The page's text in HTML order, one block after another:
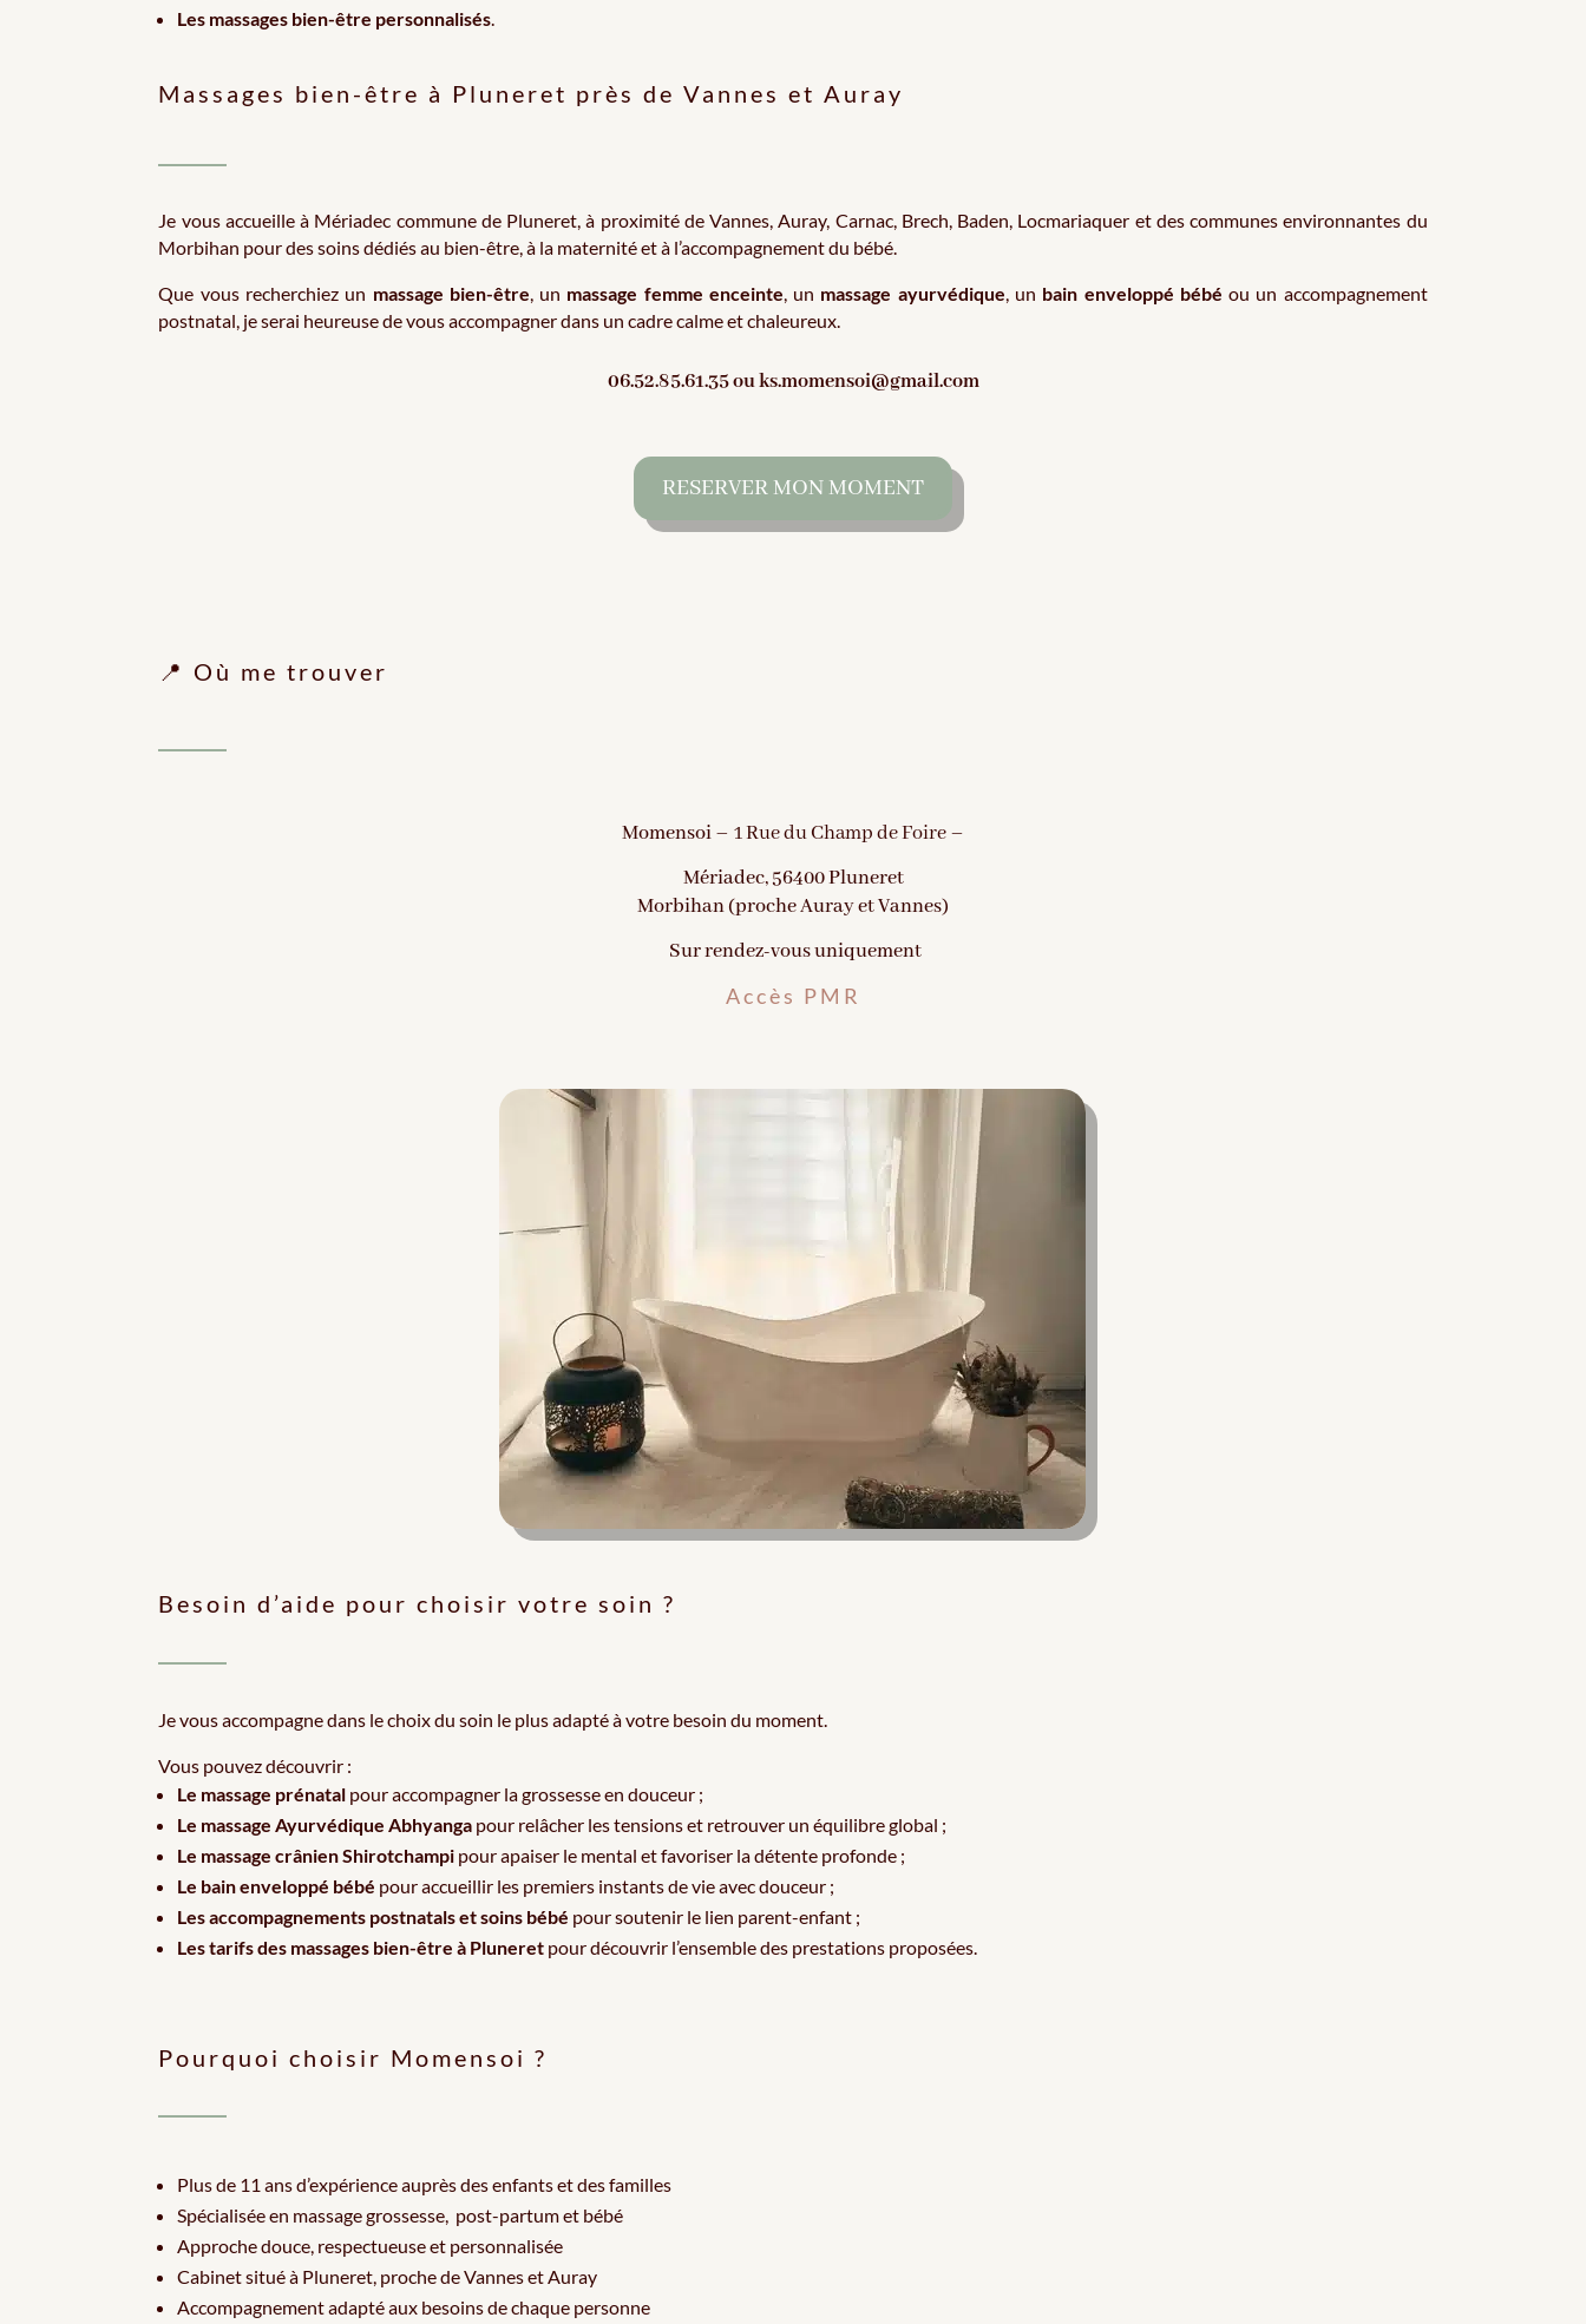
Les massages bien-être personnalisés.
Massages bien-être à Pluneret près de Vannes et Auray
Je vous accueille à Mériadec commune de Pluneret, à proximité de Vannes, Auray, Carnac, Brech, Baden, Locmariaquer et des communes environnantes du
Morbihan pour des soins dédiés au bien-être, à la maternité et à l’accompagnement du bébé.
Que vous recherchiez un massage bien-être, un massage femme enceinte, un massage ayurvédique, un bain enveloppé bébé ou un accompagnement
postnatal, je serai heureuse de vous accompagner dans un cadre calme et chaleureux.
06.52.85.61.35 ou ks.momensoi@gmail.com
RESERVER MON MOMENT
📍 Où me trouver
Momensoi – 1 Rue du Champ de Foire –
Mériadec, 56400 Pluneret
Morbihan (proche Auray et Vannes)
Sur rendez-vous uniquement
Accès PMR
Besoin d’aide pour choisir votre soin ?
Je vous accompagne dans le choix du soin le plus adapté à votre besoin du moment.
Vous pouvez découvrir :
Le massage prénatal pour accompagner la grossesse en douceur ;
Le massage Ayurvédique Abhyanga pour relâcher les tensions et retrouver un équilibre global ;
Le massage crânien Shirotchampi pour apaiser le mental et favoriser la détente profonde ;
Le bain enveloppé bébé pour accueillir les premiers instants de vie avec douceur ;
Lesaccompagnements postnatals et soins bébé pour soutenir le lien parent-enfant ;
Lestarifs des massages bien-être à Pluneret pour découvrir l’ensemble des prestations proposées.
Pourquoi choisir Momensoi ?
Plus de 11 ans d’expérience auprès des enfants et des familles
Spécialisée en massage grossesse, post-partum et bébé
Approche douce, respectueuse et personnalisée
Cabinet situé à Pluneret, proche de Vannes et Auray
Accompagnement adapté aux besoins de chaque personne